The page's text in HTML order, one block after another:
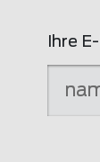
Ihre